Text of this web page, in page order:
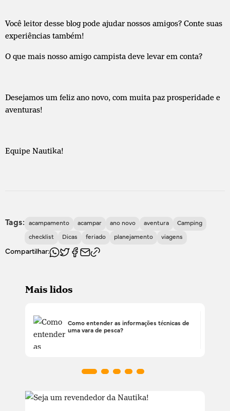
Você leitor desse blog pode ajudar nossos amigos? Conte suas
experiências também!
O que mais nosso amigo campista deve levar em conta?
Desejamos um feliz ano novo, com muita paz prosperidade e
aventuras!
Equipe Nautika!
Tags: acampamento acampar ano novo aventura Camping
checklist Dicas feriado planejamento viagens
Compartilhar:
Mais lidos
Como entender as informações técnicas de
uma vara de pesca?